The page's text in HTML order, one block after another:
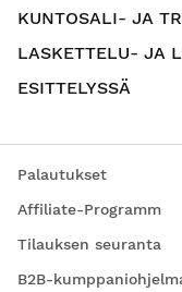
KUNTOSALI- JA
LASKETTELU- JA
ESITTELYSSÄ
Palautukset
Affiliate-Programm
Tilauksen seuranta
B2B-